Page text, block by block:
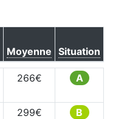
Moyenne Situation
266€ A
299€
B